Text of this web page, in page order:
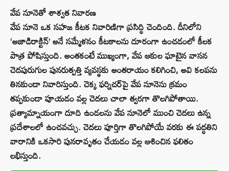
వేప నూనెతో శాశ్వత నివారణ
వేప నూనె ఒక సహజ కీటక నివారిణిగా ప్రసిద్ధి చెందింది. దీనిలోని
‘అజాడిరాక్టిన్’ అనే సమ్మేళనం కీటకాలను దూరంగా ఉంచడంలో కీలక
పాత్ర పోషిస్తుంది. అంతకంటే ముఖ్యంగా, వేప ఆకుల ఘాటైన వాసన
చెదపురుగుల పునరుత్పత్తి వ్యవస్థకు అంతరాయం కలిగించి, అవి కలపను
తినకుండా నివారిస్తుంది. చెక్క ఫర్నిచర్‌పై వేప నూనెను క్రమం
తప్పకుండా పూయడం వల్ల చెదలు చాలా త్వరగా తొలగిపోతాయి.
ప్రత్యామ్నాయంగా దూది ఉండలను వేప నూనెలో ముంచి చెదలు ఉన్న
ప్రదేశాలలో ఉంచవచ్చు. చెదలు పూర్తిగా తొలగిపోయే వరకు ఈ పద్ధతిని
వారానికి ఒకసారి పునరావృతం చేయడం వల్ల ఆశించిన ఫలితం
లభిస్తుంది.